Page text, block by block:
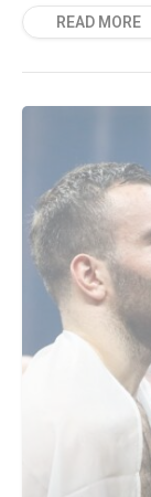
antesREAD MORE